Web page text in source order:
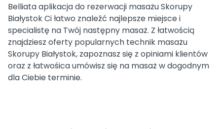
Belliata aplikacja do rezerwacji masażu Skorupy
Białystok Ci łatwo znaleźć najlepsze miejsce i
specialistę na Twój następny masaż. Z łatwością
znajdziesz oferty popularnych technik masażu
Skorupy Białystok, zapoznasz się z opiniami klientów
oraz z łatwośica umówisz się na masaż w dogodnym
dla Ciebie terminie.